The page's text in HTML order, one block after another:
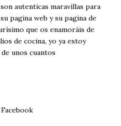
autenticas maravillas para
pagina web y su pagina de
que os enamoráis de
de cocina, yo ya estoy
unos cuantos